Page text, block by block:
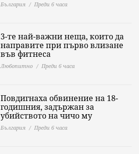
България Преди 6 часа
3-те най-важни неща, които да
направите при първо влизане
във фитнеса
Любопитно Преди 6 часа
Повдигнаха обвинение на 18-
годишния, задържан за
убийството на чичо му
България Преди 6 часа